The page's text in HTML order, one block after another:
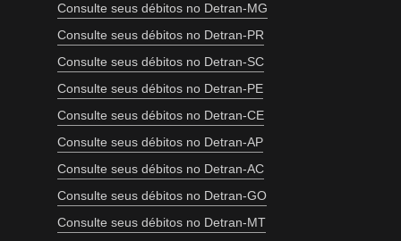
Consulte seus débitos no Detran-MG
Consulte seus débitos no Detran-PR
Consulte seus débitos no Detran-SC
Consulte seus débitos no Detran-PE
Consulte seus débitos no Detran-CE
Consulte seus débitos no Detran-AP
Consulte seus débitos no Detran-AC
Consulte seus débitos no Detran-GO
Consulte seus débitos no Detran-MT